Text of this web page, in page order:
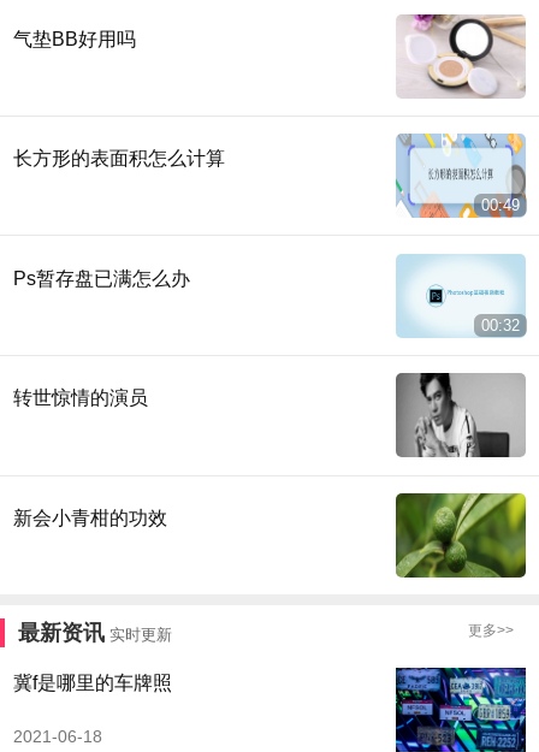
气垫BB好用吗
长方形的表面积怎么计算
00:49
Ps暂存盘已满怎么办
00:32
转世惊情的演员
新会小青柑的功效
最新资讯 实时更新 更多>>
冀f是哪里的车牌照
2021-06-18